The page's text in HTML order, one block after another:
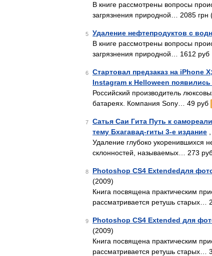
В книге рассмотрены вопросы
загрязнения природной… 2085 грн
5 Удаление нефтепродуктов с
В книге рассмотрены вопросы
загрязнения природной… 1612 руб
6
Стартовал предзаказ на iPhone
Instagram к Helloween
Российский производитель
батареях. Компания Sony… 49 руб
7
Сатья Саи Гита Путь к
тему Бхагавад-гиты 3-е издание
Удаление глубоко укоренившихся
склонностей, называемых… 273
8 Photoshop CS4 Extendedдля
(2009)
Книга посвящена практическим
рассматривается ретушь старых…
9 Photoshop CS4 Extended для
(2009)
Книга посвящена практическим
рассматривается ретушь старых…